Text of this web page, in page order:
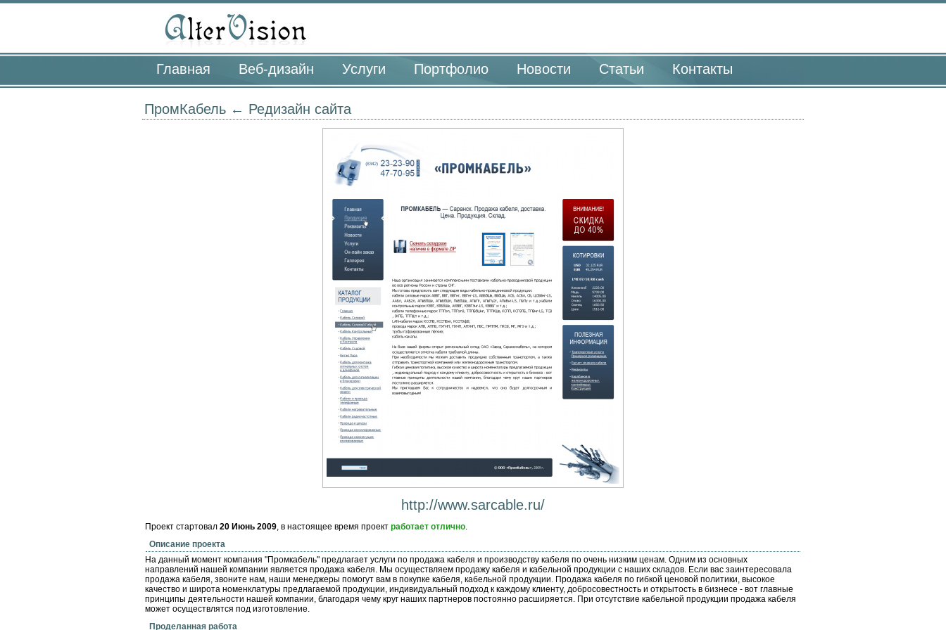
Главная Веб-дизайн Услуги Портфолио Новости Статьи Контакты
ПромКабель ← Редизайн сайта
http://www.sarcable.ru/
Проект стартовал 20 Июнь 2009, в настоящее время проект работает отлично.
Описание проекта
На данный момент компания "Промкабель" предлагает услуги по продажа кабеля и производству кабеля по очень низким ценам. Одним из основных
направлений нашей компании является продажа кабеля. Мы осуществляем продажу кабеля и кабельной продукции с наших складов. Если вас заинтересовала
продажа кабеля, звоните нам, наши менеджеры помогут вам в покупке кабеля, кабельной продукции. Продажа кабеля по гибкой ценовой политики, высокое
качество и широта номенклатуры предлагаемой продукции, индивидуальный подход к каждому клиенту, добросовестность и открытость в бизнесе - вот главные
принципы деятельности нашей компании, благодаря чему круг наших партнеров постоянно расширяется. При отсутствие кабельной продукции продажа кабеля
может осуществлятся под изготовление.
Проделанная работа